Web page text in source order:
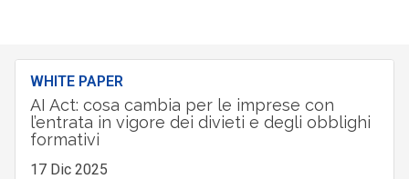
WHITE PAPER
AI Act: cosa cambia per le imprese con
l’entrata in vigore dei divieti e degli obblighi
formativi
17 Dic 2025